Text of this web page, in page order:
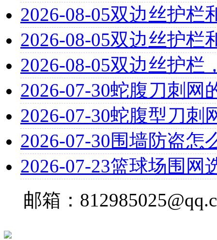
2026-08-05双边丝护栏
2026-08-05双边丝护栏
2026-08-05双边丝护栏
2026-07-30蛇腹刀刺网
2026-07-30蛇腹型刀刺
2026-07-30围墙防盗怎
2026-07-23篮球场围网
邮箱：